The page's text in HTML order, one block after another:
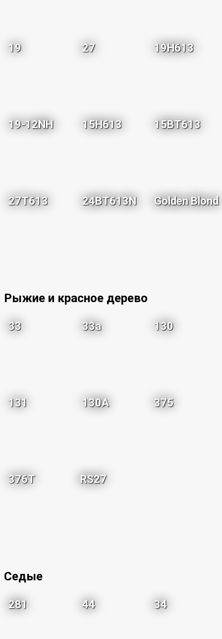
19 27 19H613
19-12NH 15H613 15BT613
27T613 24BT613N Golden Blond
Рыжие и красное дерево
33 33a 130
131 130A 375
376T RS27
Седые
281 44 34